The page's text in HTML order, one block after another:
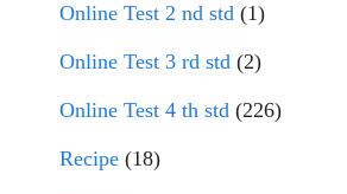
Online Test 2 nd std (1)
Online Test 3 rd std (2)
Online Test 4 th std (226)
Recipe (18)